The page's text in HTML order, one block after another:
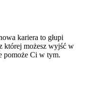
kariera to głupi
której możesz wyjść w
pomoże Ci w tym.